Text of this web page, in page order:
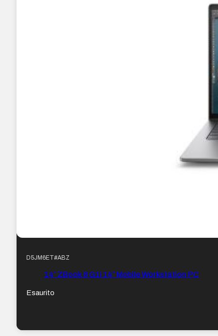
D5JM6ET#ABZ
14″ ZBook 8 G1i 14″ Mobile Workstation PC
Esaurito